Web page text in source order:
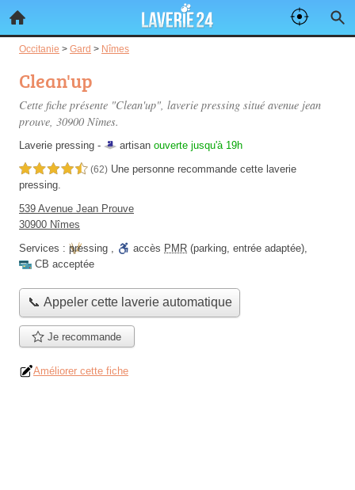
Occitanie > Gard > Nîmes
Clean'up
Cette fiche présente "Clean'up", laverie pressing situé avenue jean
prouve, 30900 Nîmes.
Laverie pressing - artisan ouverte jusqu'à 19h
4,5 étoiles sur 5 (62) Une personne recommande cette laverie
pressing.
539 Avenue Jean Prouve
30900 Nîmes
Services : pressing , accès PMR (parking, entrée adaptée),
CB acceptée
📞 Appeler cette laverie automatique
Je recommande
Améliorer cette fiche